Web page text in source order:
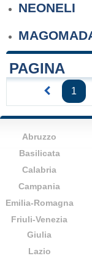
NEONELI
PAGINA
1
Abruzzo
Basilicata
Calabria
Campania
Emilia-Romagna
Friuli-Venezia
Giulia
Lazio